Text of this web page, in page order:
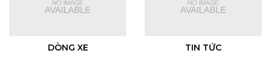
DÒNG XE TIN TỨC